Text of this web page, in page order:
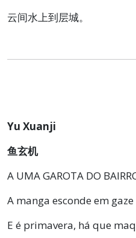
云间水上到层城。
Yu Xuanji
鱼玄机
A UMA GAROTA DO
A manga esconde em
E é primavera, há que